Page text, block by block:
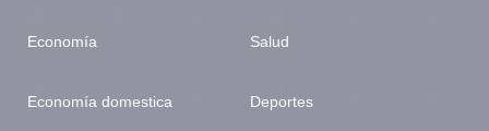
Economía
Economía domestica
Salud
Deportes